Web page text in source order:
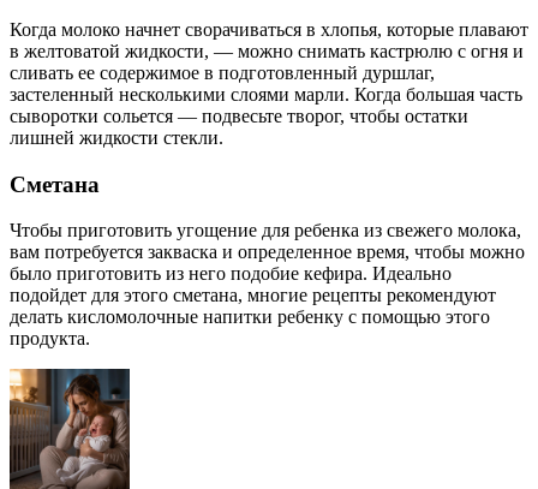
Когда молоко начнет сворачиваться в хлопья, которые плавают
в желтоватой жидкости, — можно снимать кастрюлю с огня и
сливать ее содержимое в подготовленный дуршлаг,
застеленный несколькими слоями марли. Когда большая часть
сыворотки сольется — подвесьте творог, чтобы остатки
лишней жидкости стекли.
Сметана
Чтобы приготовить угощение для ребенка из свежего молока,
вам потребуется закваска и определенное время, чтобы можно
было приготовить из него подобие кефира. Идеально
подойдет для этого сметана, многие рецепты рекомендуют
делать кисломолочные напитки ребенку с помощью этого
продукта.